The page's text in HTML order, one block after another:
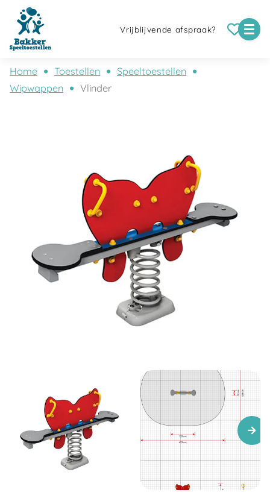
Vrijblijvende afspraak?
Home Toestellen
Speeltoestellen
Wipwappen
Vlinder